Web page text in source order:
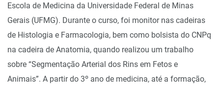
Escola de Medicina da Universidade Federal de Minas
Gerais (UFMG). Durante o curso, foi monitor nas cadeiras
de Histologia e Farmacologia, bem como bolsista do CNPq
na cadeira de Anatomia, quando realizou um trabalho
sobre “Segmentação Arterial dos Rins em Fetos e
Animais”. A partir do 3º ano de medicina, até a formação,